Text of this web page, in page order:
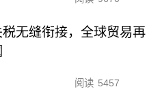
税无缝衔接，全球贸易再
阅读 5457